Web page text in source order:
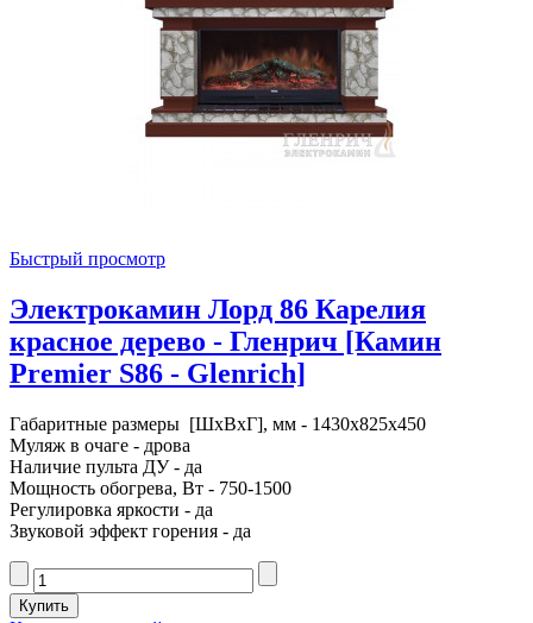
Быстрый просмотр
Электрокамин Лорд 86 Карелия
красное дерево - Гленрич [Камин
Premier S86 - Glenrich]
Габаритные размеры [ШxВxГ], мм - 1430x825x450
Муляж в очаге - дрова
Наличие пульта ДУ - да
Мощность обогрева, Вт - 750-1500
Регулировка яркости - да
Звуковой эффект горения - да